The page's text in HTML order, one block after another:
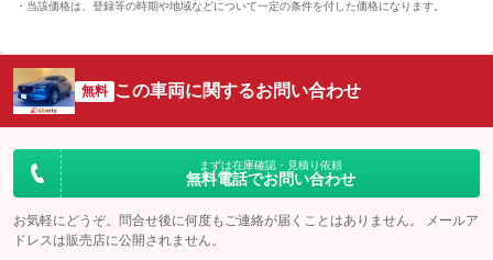
当該価格は、登録等の時期や地域などについて一定の条件を付した価格になります。
無料 この車両に関するお問い合わせ
まずは在庫確認・見積り依頼
無料電話でお問い合わせ
お気軽にどうぞ。問合せ後に何度もご連絡が届くことはありません。 メールア
ドレスは販売店に公開されません。